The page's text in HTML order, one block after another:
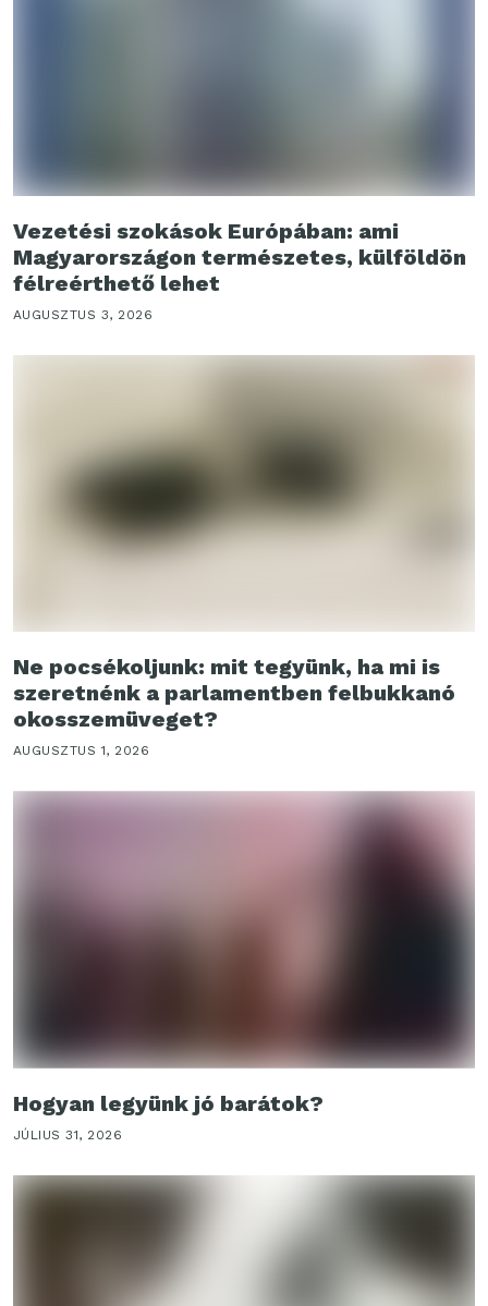
Vezetési szokások Európában: ami
Magyarországon természetes, külföldön
félreérthető lehet
AUGUSZTUS 3, 2026
Ne pocsékoljunk: mit tegyünk, ha mi is
szeretnénk a parlamentben felbukkanó
okosszemüveget?
AUGUSZTUS 1, 2026
Hogyan legyünk jó barátok?
JÚLIUS 31, 2026